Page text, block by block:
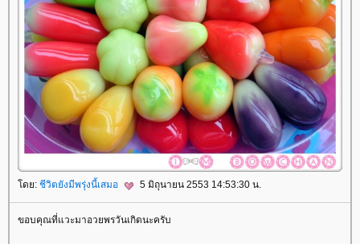
ดย: ชีวิตยังมีพรุ่งนี้เสมอ 5 มิถุนายน 2553 14:53:30 น.
ขอบคุณที่แวะมาอวยพรวันเกิดนะครับ